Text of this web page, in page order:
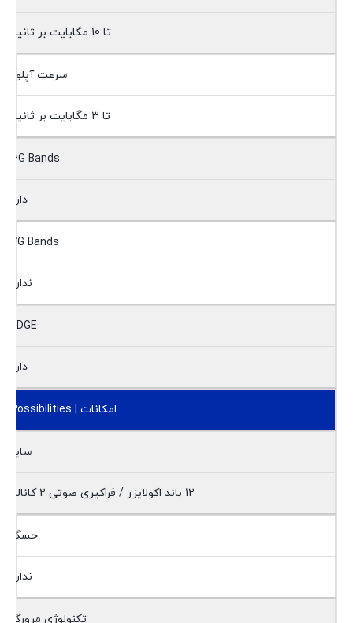
تا 10 مگابایت بر ثانیه
سرعت آپلود
تا 3 مگابایت بر ثانیه
3G Bands
دارد
4G Bands
ندارد
EDGE
دارد
امکانات | Possibilities
سایر
12 باند اکولایزر / فراکیری صوتی 2 کاناله
حسگر
ندارد
تکنولوژی مرورگر